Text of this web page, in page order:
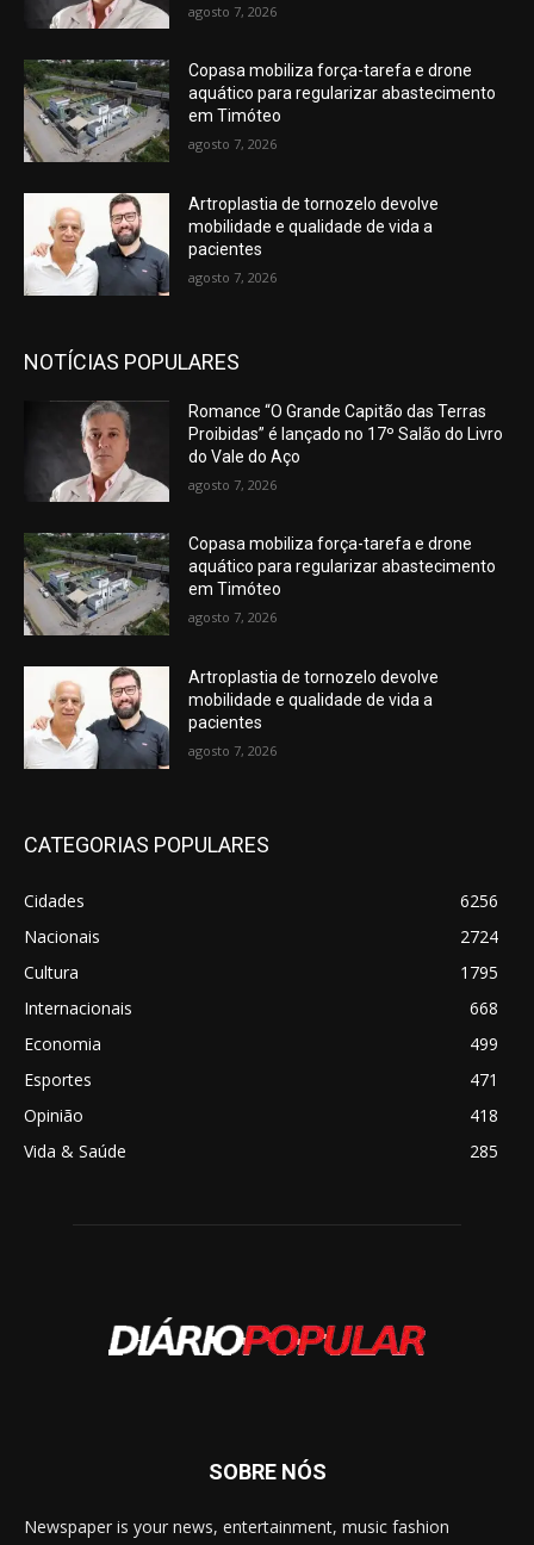
agosto 7, 2026
Copasa mobiliza força-tarefa e drone
aquático para regularizar abastecimento
em Timóteo
agosto 7, 2026
Artroplastia de tornozelo devolve
mobilidade e qualidade de vida a
pacientes
agosto 7, 2026
NOTÍCIAS POPULARES
Romance “O Grande Capitão das Terras
Proibidas” é lançado no 17º Salão do Livro
do Vale do Aço
agosto 7, 2026
Copasa mobiliza força-tarefa e drone
aquático para regularizar abastecimento
em Timóteo
agosto 7, 2026
Artroplastia de tornozelo devolve
mobilidade e qualidade de vida a
pacientes
agosto 7, 2026
CATEGORIAS POPULARES
Cidades
6256
Nacionais
2724
Cultura
1795
Internacionais
668
Economia
499
Esportes
471
Opinião
418
Vida & Saúde
285
SOBRE NÓS
Newspaper is your news, entertainment, music fashion